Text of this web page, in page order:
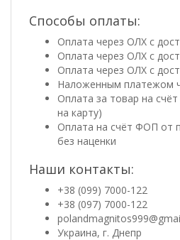
Способы оплаты:
Оплата через ОЛХ с
Оплата через ОЛХ с
Оплата через ОЛХ с
Наложенным платежом
Оплата за товар на
на карту)
Оплата на счёт ФОП от
без наценки
Наши контакты:
+38 (099) 7000-122
+38 (097) 7000-122
Украина, г. Днепр